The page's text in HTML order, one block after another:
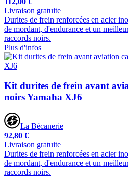
Livraison gratuite
Durites de frein renforcées en acier
de mordant, d'endurance et un
raccords noirs.
Plus d'infos
Kit durites de frein avant
noirs Yamaha XJ6
La Bécanerie
92,80 €
Livraison gratuite
Durites de frein renforcées en acier
de mordant, d'endurance et un
raccords noirs.